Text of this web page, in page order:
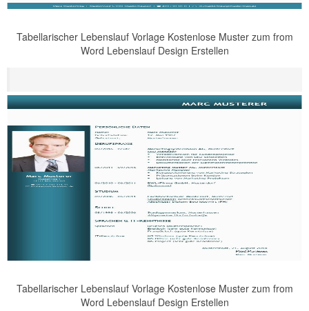
Tabellarischer Lebenslauf Vorlage Kostenlose Muster zum from
Word Lebenslauf Design Erstellen
Tabellarischer Lebenslauf Vorlage Kostenlose Muster zum from
Word Lebenslauf Design Erstellen